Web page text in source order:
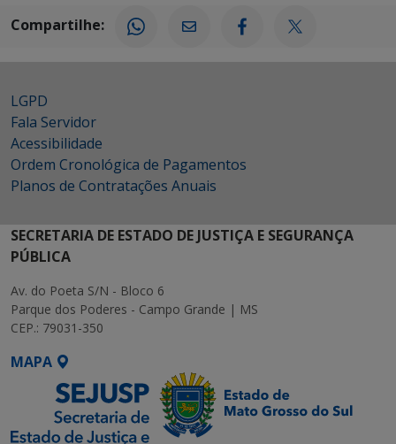
Compartilhe:
LGPD
Fala Servidor
Acessibilidade
Ordem Cronológica de Pagamentos
Planos de Contratações Anuais
SECRETARIA DE ESTADO DE JUSTIÇA E SEGURANÇA
PÚBLICA
Av. do Poeta S/N - Bloco 6
Parque dos Poderes - Campo Grande | MS
CEP.: 79031-350
MAPA